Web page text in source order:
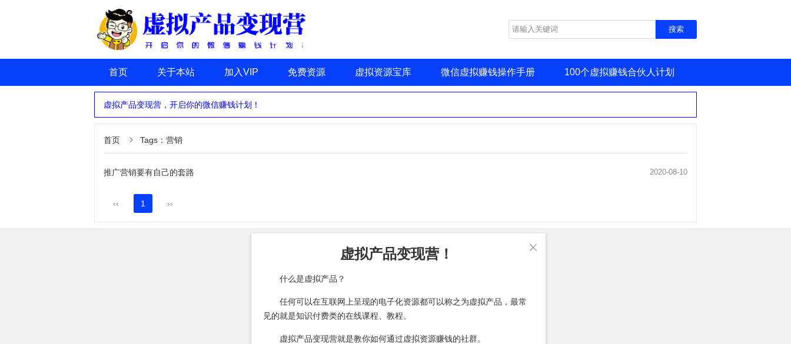
首页 关于本站 加入VIP 免费资源 虚拟资源宝库 微信虚拟赚钱操作手册 100个虚拟赚钱合伙人计划
虚拟产品变现营，开启你的微信赚钱计划！
首页  Tags：营销
2020-08-10
推广营销要有自己的套路
‹‹ 1 ››

虚拟产品变现营！
什么是虚拟产品？
任何可以在互联网上呈现的电子化资源都可以称之为虚拟产品，最常
见的就是知识付费类的在线课程、教程。
虚拟产品变现营就是教你如何通过虚拟资源赚钱的社群。